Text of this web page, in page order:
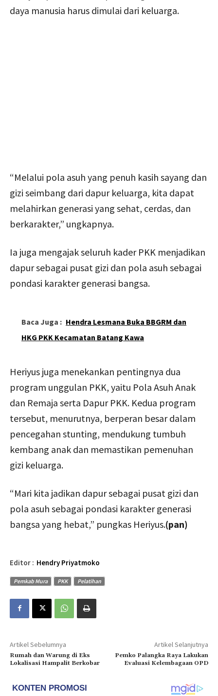
daya manusia harus dimulai dari keluarga.
“Melalui pola asuh yang penuh kasih sayang dan
gizi seimbang dari dapur keluarga, kita dapat
melahirkan generasi yang sehat, cerdas, dan
berkarakter,” ungkapnya.
Ia juga mengajak seluruh kader PKK menjadikan
dapur sebagai pusat gizi dan pola asuh sebagai
pondasi karakter generasi bangsa.
Baca Juga : Hendra Lesmana Buka BBGRM dan
HKG PKK Kecamatan Batang Kawa
Heriyus juga menekankan pentingnya dua
program unggulan PKK, yaitu Pola Asuh Anak
dan Remaja serta Dapur PKK. Kedua program
tersebut, menurutnya, berperan besar dalam
pencegahan stunting, mendukung tumbuh
kembang anak dan memastikan pemenuhan
gizi keluarga.
“Mari kita jadikan dapur sebagai pusat gizi dan
pola asuh sebagai pondasi karakter generasi
bangsa yang hebat,” pungkas Heriyus.(pan)
Editor : Hendry Priyatmoko
Pemkab Mura PKK Pelatihan
Artikel Sebelumnya
Rumah dan Warung di Eks
Lokalisasi Hampalit Berkobar
Artikel Selanjutnya
Pemko Palangka Raya Lakukan
Evaluasi Kelembagaan OPD